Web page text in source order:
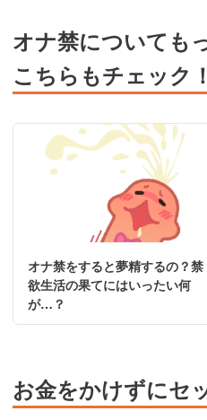
オナ禁についても
こちらもチェック！
オナ禁をすると夢精するの？禁
欲生活の果てにはいったい何
が…？
お金をかけずにセ